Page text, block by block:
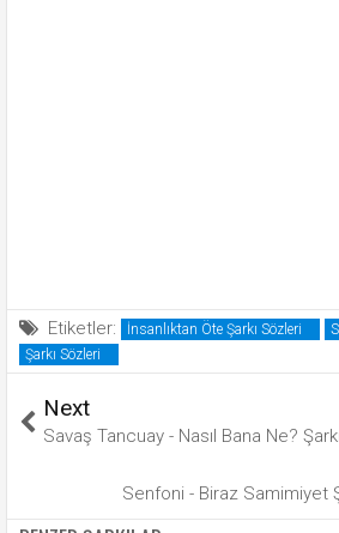
Etiketler: İnsanlıktan Öte Şarkı Sözleri S
Şarkı Sözleri
Next
Savaş Tancuay - Nasıl Bana Ne?
Senfoni - Biraz Samimiyet